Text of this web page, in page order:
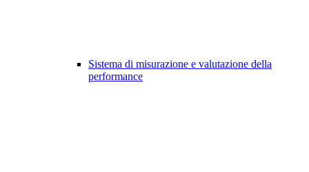
Sistema di misurazione e valutazione della
performance